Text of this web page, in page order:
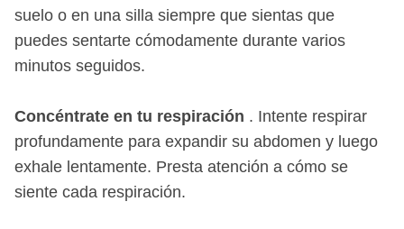
suelo o en una silla siempre que sientas que
puedes sentarte cómodamente durante varios
minutos seguidos.
Concéntrate en tu respiración . Intente respirar
profundamente para expandir su abdomen y luego
exhale lentamente. Presta atención a cómo se
siente cada respiración.